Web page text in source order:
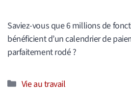
Saviez-vous que 6 millions de
bénéficient d’un calendrier de
parfaitement rodé ?
Catégories
Vie au travail